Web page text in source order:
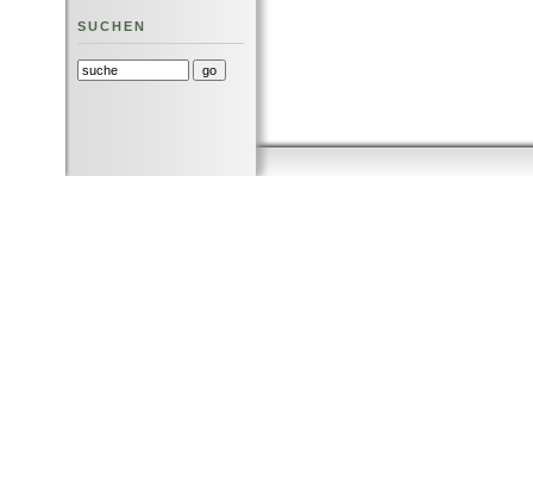
SUCHEN